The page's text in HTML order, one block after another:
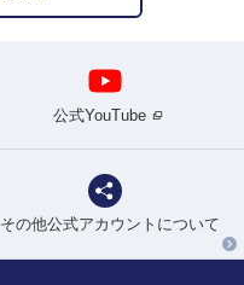
公式YouTube
その他公式アカウントについて